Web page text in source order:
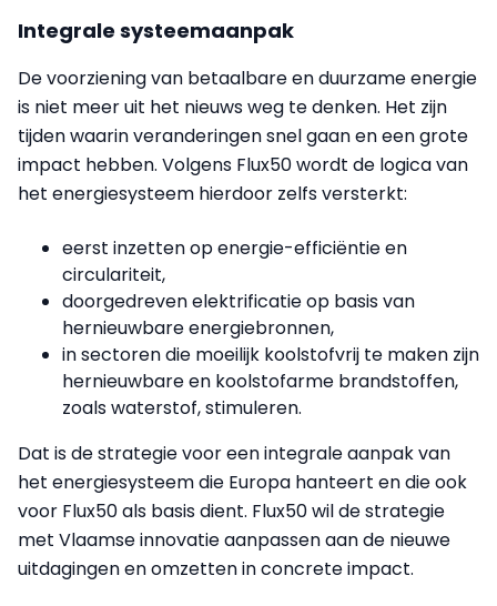
Integrale systeemaanpak
De voorziening van betaalbare en duurzame energie
is niet meer uit het nieuws weg te denken. Het zijn
tijden waarin veranderingen snel gaan en een grote
impact hebben. Volgens Flux50 wordt de logica van
het energiesysteem hierdoor zelfs versterkt:
eerst inzetten op energie-efficiëntie en
circulariteit,
doorgedreven elektrificatie op basis van
hernieuwbare energiebronnen,
in sectoren die moeilijk koolstofvrij te maken zijn
hernieuwbare en koolstofarme brandstoffen,
zoals waterstof, stimuleren.
Dat is de strategie voor een integrale aanpak van
het energiesysteem die Europa hanteert en die ook
voor Flux50 als basis dient. Flux50 wil de strategie
met Vlaamse innovatie aanpassen aan de nieuwe
uitdagingen en omzetten in concrete impact.